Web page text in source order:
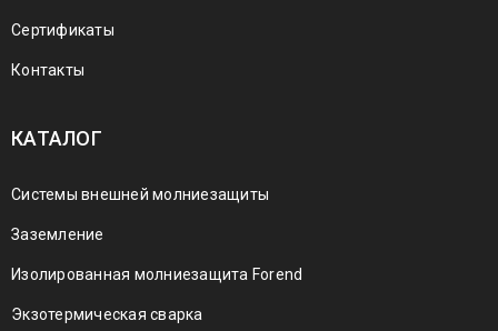
Сертификаты
Контакты
КАТАЛОГ
Системы внешней молниезащиты
Заземление
Изолированная молниезащита Forend
Экзотермическая сварка